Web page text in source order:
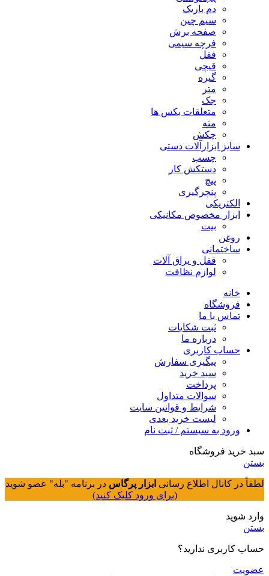
دم باریک
سیم چین
صفحه برش
فرچه سیمی
ففل
قیچی
گیره
متر
جک
متعلقات بکس ها
مته
چکش
سایز ابزارآلات دستی
چسب
دستکش کار
پیچ
پنچرگیری
الکتریکی
ابزار مخصوص مکانیکی
بیت
روغن
ساختمانی
قفل و یراق آلات
لوازم نظافت
خانه
فروشگاه
تماس با ما
ثبت شکایات
درباره ما
حساب کاربری
پیگیری سفارش
سبد خرید
پرداخت
سوالات متداول
شرایط و قوانین سایت
لیست خرید بعدی
ورود به سیستم / ثبت نام
سبد خرید فروشگاه
بستن
لطفاً در کانال اطلاع رسانی ابزار پرگاس در برنامه "بله" عضو شوید
(برای ورود کلیک کنید)
وارد شوید
بستن
حساب کاربری ندارید؟
عضویت